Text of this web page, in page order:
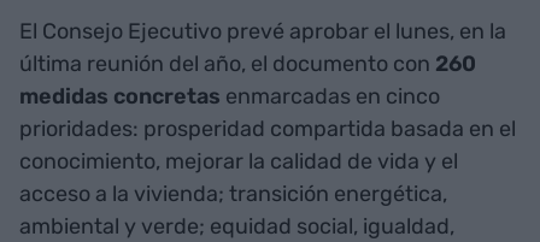
El Consejo Ejecutivo prevé aprobar el lunes, en la
última reunión del año, el documento con 260
medidas concretas enmarcadas en cinco
prioridades: prosperidad compartida basada en el
conocimiento, mejorar la calidad de vida y el
acceso a la vivienda; transición energética,
ambiental y verde; equidad social, igualdad,